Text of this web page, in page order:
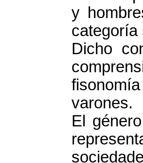
y
categoría
Dicho
varones.
El